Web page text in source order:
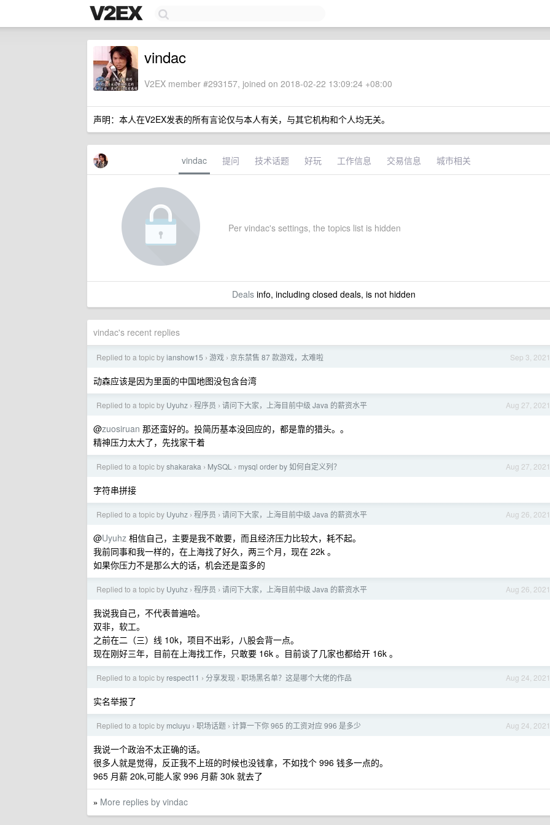
vindac
V2EX member #293157, joined on 2018-02-22 13:09:24 +08:00
声明：本人在V2EX发表的所有言论仅与本人有关，与其它机构和个人均无关。
vindac 提问 技术话题 好玩 工作信息 交易信息 城市相关
Per vindac's settings, the topics list is hidden
Dealsinfo, including closed deals, is not hidden
vindac's recent replies
Sep 3, 2021
Replied to a topic byianshow15 › 游戏 › 京东禁售 87 款游戏，太难啦
动森应该是因为里面的中国地图没包含台湾
Aug 27, 2021
Replied to a topic by Uyuhz › 程序员 › 请问下大家，上海目前中级 Java 的薪资水平
@zuosiruan 那还蛮好的。投简历基本没回应的，都是靠的猎头。。
精神压力太大了，先找家干着
Aug 27, 2021
Replied to a topic byshakaraka › MySQL › mysql order by 如何自定义列？
字符串拼接
Aug 26, 2021
Replied to a topic by Uyuhz › 程序员 › 请问下大家，上海目前中级 Java 的薪资水平
@Uyuhz 相信自己，主要是我不敢要，而且经济压力比较大，耗不起。
我前同事和我一样的，在上海找了好久，两三个月，现在 22k 。
如果你压力不是那么大的话，机会还是蛮多的
Aug 26, 2021
Replied to a topic by Uyuhz › 程序员 › 请问下大家，上海目前中级 Java 的薪资水平
我说我自己，不代表普遍哈。
双非，软工。
之前在二（三）线 10k，项目不出彩，八股会背一点。
现在刚好三年，目前在上海找工作，只敢要 16k 。目前谈了几家也都给开 16k 。
Aug 24, 2021
Replied to a topic by respect11 › 分享发现 › 职场黑名单？这是哪个大佬的作品
实名举报了
Aug 24, 2021
Replied to a topic by mcluyu › 职场话题 › 计算一下你 965 的工资对应 996 是多少
我说一个政治不太正确的话。
很多人就是觉得，反正我不上班的时候也没钱拿，不如找个 996 钱多一点的。
965 月薪 20k,可能人家 996 月薪 30k 就去了
» More replies by vindac